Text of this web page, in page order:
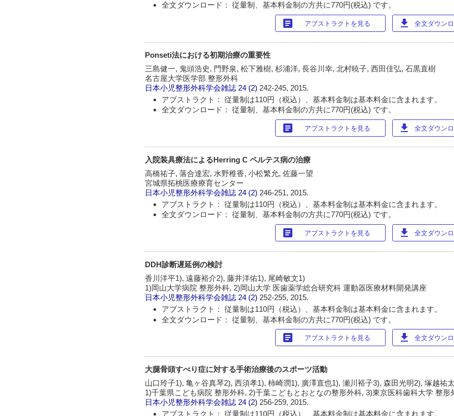
全文ダウンロード： 従量制、基本料金制の方共に770円(税込) です。
article アブストラクトを見る download 全文ダウン
Ponseti法における初期治療の重要性
三島健一, 鬼頭浩史, 門野泉, 松下雅樹, 杉浦洋, 長谷川幸, 北村暁子, 西田佳弘, 石黒直樹
名古屋大学医学部 整形外科
日本小児整形外科学会雑誌 24 (2) 242-245, 2015.
アブストラクト： 従量制は110円（税込）、基本料金制は基本料金に含まれます。
全文ダウンロード： 従量制、基本料金制の方共に770円(税込) です。
article アブストラクトを見る download 全文ダウン
入院装具療法によるHerring C ペルテス病の治療
高橋祐子, 落合達宏, 水野稚香, 小松繁允, 佐藤一望
宮城県拓桃医療療育センター
日本小児整形外科学会雑誌 24 (2) 246-251, 2015.
アブストラクト： 従量制は110円（税込）、基本料金制は基本料金に含まれます。
全文ダウンロード： 従量制、基本料金制の方共に770円(税込) です。
article アブストラクトを見る download 全文ダウン
DDH診断遅延例の検討
香川洋平1), 遠藤裕介2), 藤井洋佑1), 尾崎敏文1)
1)岡山大学病院 整形外科, 2)岡山大学 医歯薬学総合研究科 運動器医療材料開発講座
日本小児整形外科学会雑誌 24 (2) 252-255, 2015.
アブストラクト： 従量制は110円（税込）、基本料金制は基本料金に含まれます。
全文ダウンロード： 従量制、基本料金制の方共に770円(税込) です。
article アブストラクトを見る download 全文ダウン
大腿骨頭すべり症に対する手術治療後のスポーツ活動
山口玲子1), 亀ヶ谷真琴2), 西須孝1), 柿崎潤1), 廣澤直也1), 瀬川裕子3), 森田光明2), 塚越祐
1)千葉県こども病院 整形外科, 2)千葉こどもとおとなの整形外科, 3)東京医科歯科大学 整形
日本小児整形外科学会雑誌 24 (2) 256-259, 2015.
アブストラクト： 従量制は110円（税込）、基本料金制は基本料金に含まれます。